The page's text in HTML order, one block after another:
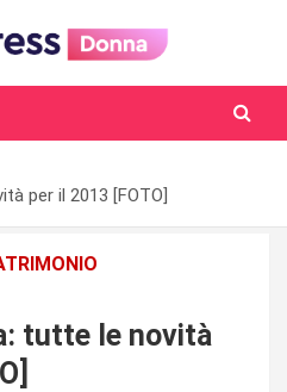
per il 2013 [FOTO]
tutte le novità